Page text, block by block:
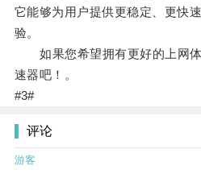
它能够为用户提供更稳定、更快
验。
如果您希望拥有更好的上网体
速器吧！。
#3#
评论
游客